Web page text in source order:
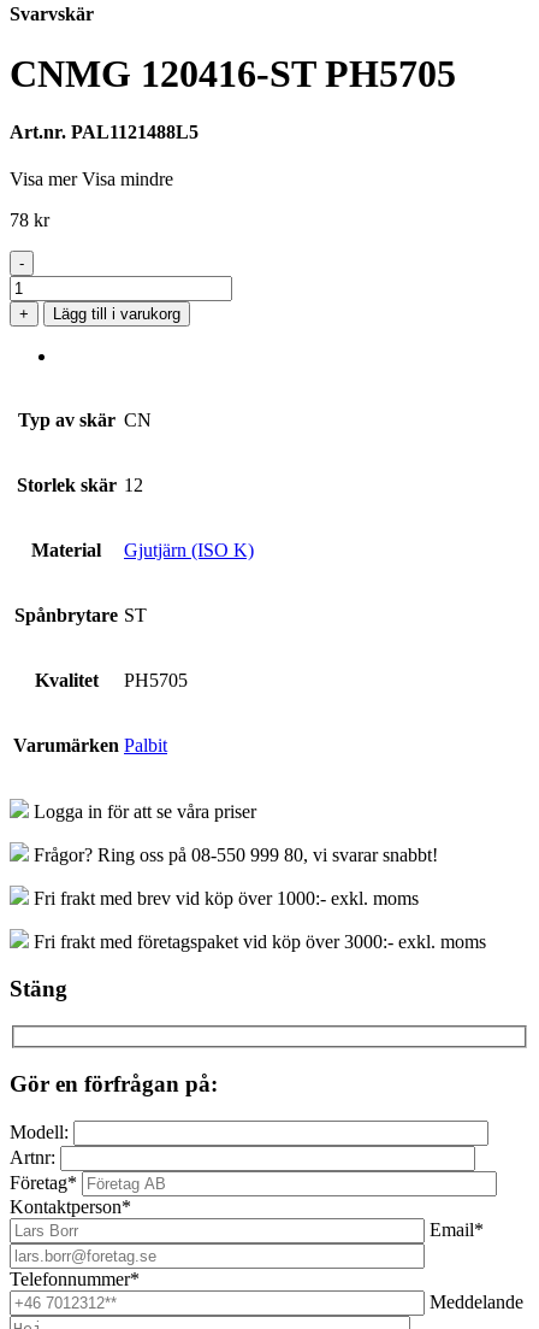
Svarvskär
CNMG 120416-ST PH5705
Art.nr. PAL1121488L5
Visa mer Visa mindre
78 kr
-
CNMG
120416-
ST
PH5705
+ Lägg till i varukorg
Typ av skär CN
Storlek skär 12
Material Gjutjärn (ISO K)
Spånbrytare ST
Kvalitet PH5705
Varumärken Palbit
Logga in för att se våra priser
Frågor? Ring oss på 08-550 999 80, vi svarar snabbt!
Fri frakt med brev vid köp över 1000:- exkl. moms
Fri frakt med företagspaket vid köp över 3000:- exkl. moms
Stäng
Gör en förfrågan på:
Modell:
Artnr:
Företag*
Kontaktperson*
Email*
Telefonnummer*
Meddelande